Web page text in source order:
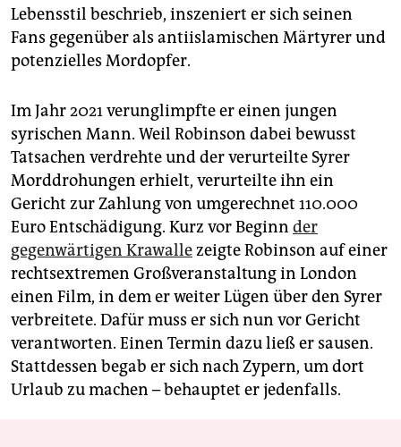
Lebensstil beschrieb, inszeniert er sich seinen
Fans gegenüber als antiislamischen Märtyrer und
potenzielles Mordopfer.
Im Jahr 2021 verunglimpfte er einen jungen
syrischen Mann. Weil Robinson dabei bewusst
Tatsachen verdrehte und der verurteilte Syrer
Morddrohungen erhielt, verurteilte ihn ein
Gericht zur Zahlung von umgerechnet 110.000
Euro Entschädigung. Kurz vor Beginn der
gegenwärtigen Krawallezeigte Robinson auf einer
rechtsextremen Großveranstaltung in London
einen Film, in dem er weiter Lügen über den Syrer
verbreitete. Dafür muss er sich nun vor Gericht
verantworten. Einen Termin dazu ließ er sausen.
Stattdessen begab er sich nach Zypern, um dort
Urlaub zu machen – behauptet er jedenfalls.